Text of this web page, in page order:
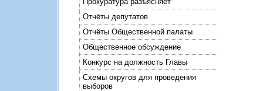
Отчёты депутатов
Отчёты Общественной палаты
Общественное обсуждение
Конкурс на должность Главы
Схемы округов для проведения
выборов